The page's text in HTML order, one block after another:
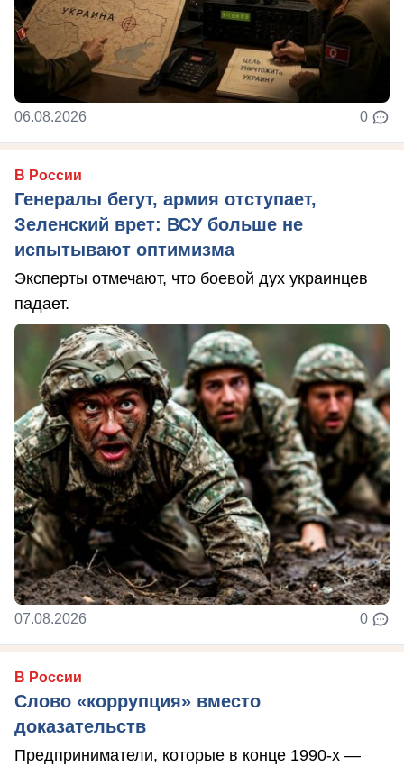
06.08.2026 0
В России
Генералы бегут, армия отступает,
Зеленский врет: ВСУ больше не
испытывают оптимизма
Эксперты отмечают, что боевой дух украинцев
падает.
07.08.2026 0
В России
Слово «коррупция» вместо
доказательств
Предприниматели, которые в конце 1990-х —